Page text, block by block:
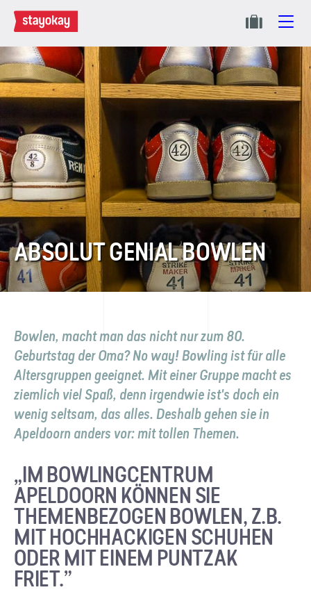
ABSOLUT GENIAL BOWLEN
Bowlen, macht man das nicht nur zum 80.
Geburtstag der Oma?No way! Bowling ist für alle
Altersgruppen geeignet. Mit einer Gruppe macht es
ziemlich viel Spaß, denn irgendwie ist's doch ein
wenig seltsam, das alles. Deshalb gehen sie in
Apeldoorn anders vor: mit tollen Themen.
„IM BOWLINGCENTRUM
APELDOORN KÖNNEN SIE
THEMENBEZOGEN BOWLEN, Z.B.
MIT HOCHHACKIGEN SCHUHEN
ODER MIT EINEM PUNTZAK
FRIET.”